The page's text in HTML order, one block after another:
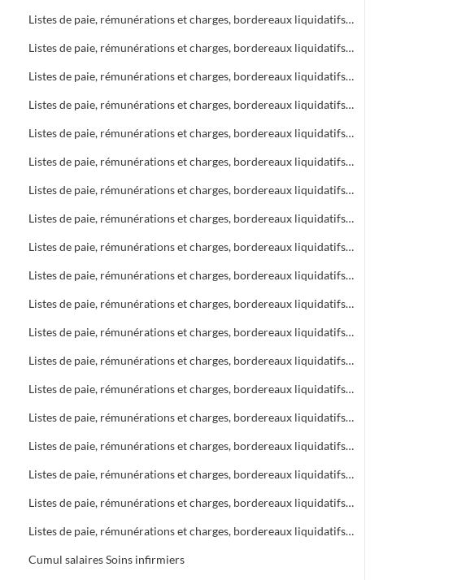
Listes de paie, rémunérations et charges, bordereaux liquidatifs Soins infirmiers
Listes de paie, rémunérations et charges, bordereaux liquidatifs Bureau d'Aide Sociale (B.A.S.)
Listes de paie, rémunérations et charges, bordereaux liquidatifs Soins infirmiers, C.A.M.S.P.
Listes de paie, rémunérations et charges, bordereaux liquidatifs Foyers
Listes de paie, rémunérations et charges, bordereaux liquidatifs Bureau d'Aide Sociale (B.A.S.)
Listes de paie, rémunérations et charges, bordereaux liquidatifs Soins infirmiers, C.A.M.S.P.
Listes de paie, rémunérations et charges, bordereaux liquidatifs Foyers
Listes de paie, rémunérations et charges, bordereaux liquidatifs Soins infirmiers
Listes de paie, rémunérations et charges, bordereaux liquidatifs C.A.M.S.P.
Listes de paie, rémunérations et charges, bordereaux liquidatifs Bureau d'Aide Sociale (B.A.S.)
Listes de paie, rémunérations et charges, bordereaux liquidatifs Foyers
Listes de paie, rémunérations et charges, bordereaux liquidatifs Bureau d'Aide Sociale (B.A.S.)
Listes de paie, rémunérations et charges, bordereaux liquidatifs C.A.M.S.P.
Listes de paie, rémunérations et charges, bordereaux liquidatifs Soins infirmiers
Listes de paie, rémunérations et charges, bordereaux liquidatifs Bureau d'Aide Sociale (B.A.S.)
Listes de paie, rémunérations et charges, bordereaux liquidatifs C.A.M.S.P.
Listes de paie, rémunérations et charges, bordereaux liquidatifs Soins infirmiers
Listes de paie, rémunérations et charges, bordereaux liquidatifs Bureau d'Aide Sociale (B.A.S.)
Listes de paie, rémunérations et charges, bordereaux liquidatifs Foyers
Cumul salaires Soins infirmiers